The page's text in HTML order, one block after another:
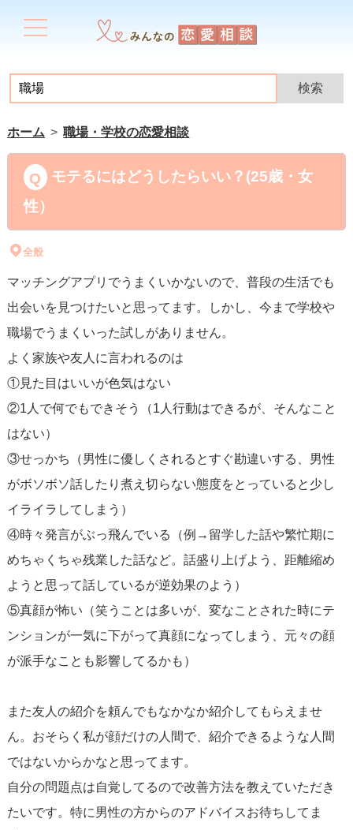
ホーム 職場・学校の恋愛相談
モテるにはどうしたらいい？(25歳・女
性）
全般
マッチングアプリでうまくいかないので、普段の生活でも
出会いを見つけたいと思ってます。しかし、今まで学校や
職場でうまくいった試しがありません。
よく家族や友人に言われるのは
①見た目はいいが色気はない
②1人で何でもできそう（1人行動はできるが、そんなこと
はない）
③せっかち（男性に優しくされるとすぐ勘違いする、男性
がボソボソ話したり煮え切らない態度をとっていると少し
イライラしてしまう）
④時々発言がぶっ飛んでいる（例→留学した話や繁忙期に
めちゃくちゃ残業した話など。話盛り上げよう、距離縮め
ようと思って話しているが逆効果のよう）
⑤真顔が怖い（笑うことは多いが、変なことされた時にテ
ンションが一気に下がって真顔になってしまう、元々の顔
が派手なことも影響してるかも）
また友人の紹介を頼んでもなかなか紹介してもらえませ
ん。おそらく私が顔だけの人間で、紹介できるような人間
ではないからかなと思ってます。
自分の問題点は自覚してるので改善方法を教えていただき
たいです。特に男性の方からのアドバイスお待ちしてま